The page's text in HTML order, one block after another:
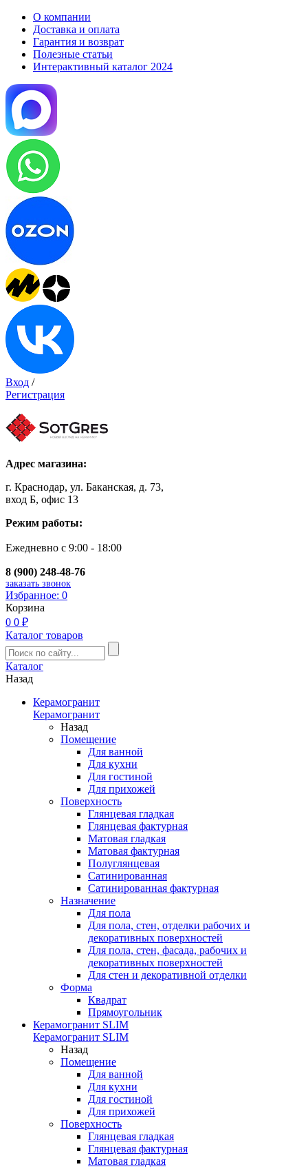
О компании
Доставка и оплата
Гарантия и возврат
Полезные статьи
Интерактивный каталог 2024
Вход /
Регистрация
Адрес магазина:
г. Краснодар, ул. Баканская, д. 73,
вход Б, офис 13
Режим работы:
Ежедневно с 9:00 - 18:00
8 (900) 248-48-76
заказать звонок
Избранное: 0
Корзина
0 0 ₽
Каталог товаров
Каталог
Назад
Керамогранит
Керамогранит
Назад
Помещение
Для ванной
Для кухни
Для гостиной
Для прихожей
Поверхность
Глянцевая гладкая
Глянцевая фактурная
Матовая гладкая
Матовая фактурная
Полуглянцевая
Сатинированная
Сатинированная фактурная
Назначение
Для пола
Для пола, стен, отделки рабочих и
декоративных поверхностей
Для пола, стен, фасада, рабочих и
декоративных поверхностей
Для стен и декоративной отделки
Форма
Квадрат
Прямоугольник
Керамогранит SLIM
Керамогранит SLIM
Назад
Помещение
Для ванной
Для кухни
Для гостиной
Для прихожей
Поверхность
Глянцевая гладкая
Глянцевая фактурная
Матовая гладкая